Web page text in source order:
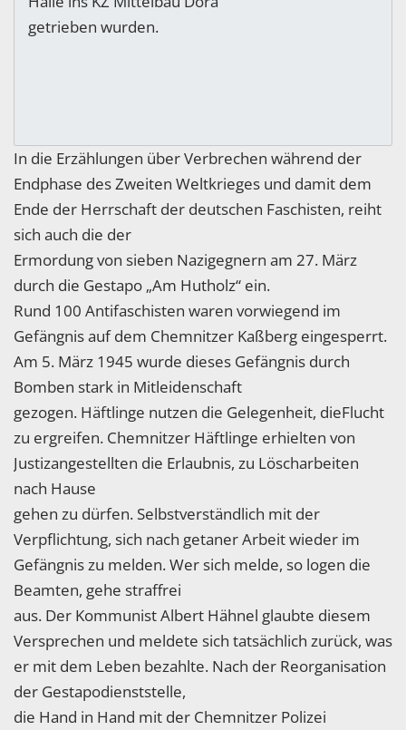
getrieben wurden.
In die Erzählungen über Verbrechen während der
Endphase des Zweiten Weltkrieges und damit dem
Ende der Herrschaft der deutschen Faschisten, reiht
sich auch die der
Ermordung von sieben Nazigegnern am 27. März
durch die Gestapo „Am Hutholz“ ein.
Rund 100 Antifaschisten waren vorwiegend im
Gefängnis auf dem Chemnitzer Kaßberg eingesperrt.
Am 5. März 1945 wurde dieses Gefängnis durch
Bomben stark in Mitleidenschaft
gezogen. Häftlinge nutzen die Gelegenheit, dieFlucht
zu ergreifen. Chemnitzer Häftlinge erhielten von
Justizangestellten die Erlaubnis, zu Löscharbeiten
nach Hause
gehen zu dürfen. Selbstverständlich mit der
Verpflichtung, sich nach getaner Arbeit wieder im
Gefängnis zu melden. Wer sich melde, so logen die
Beamten, gehe straffrei
aus. Der Kommunist Albert Hähnel glaubte diesem
Versprechen und meldete sich tatsächlich zurück, was
er mit dem Leben bezahlte. Nach der Reorganisation
der Gestapodienststelle,
die Hand in Hand mit der Chemnitzer Polizei